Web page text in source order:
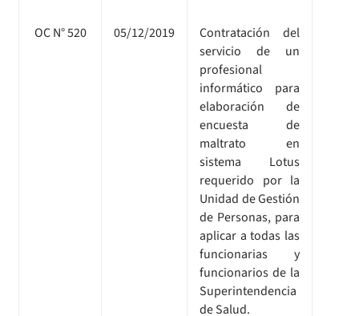
OC N° 520 05/12/2019
Contratación del
servicio de un
profesional
informático para
elaboración de
encuesta de
maltrato en
sistema Lotus
requerido por la
Unidad de Gestión
de Personas, para
aplicar a todas las
funcionarias y
funcionarios de la
Superintendencia
de Salud.